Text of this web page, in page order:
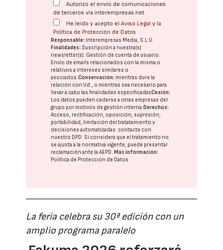
Autorizo el envío de comunicaciones
de terceros vía interempresas.net
He leído y acepto elAviso Legal y la
Política de Protección de Datos
Responsable: Interempresas Media, S.L.U.
Finalidades: Suscripción a nuestra(s)
newsletter(s). Gestión de cuenta de usuario.
Envío de emails relacionados con la misma o
relativos a intereses similares o
asociados.Conservación: mientras dure la
relación con Ud., o mientras sea necesario para
llevar a cabo las finalidades especificadasCesión:
Los datos pueden cederse a otras empresas del
grupo por motivos de gestión interna. Derechos:
Acceso, rectificación, oposición, supresión,
portabilidad, limitación del tratatamiento y
decisiones automatizadas: contacte con
nuestro DPD. Si considera que el tratamiento no
se ajusta a la normativa vigente, puede presentar
reclamación ante laAEPD. Más información:
Política de Protección de Datos
La feria celebra su 30ª edición con un
amplio programa paralelo